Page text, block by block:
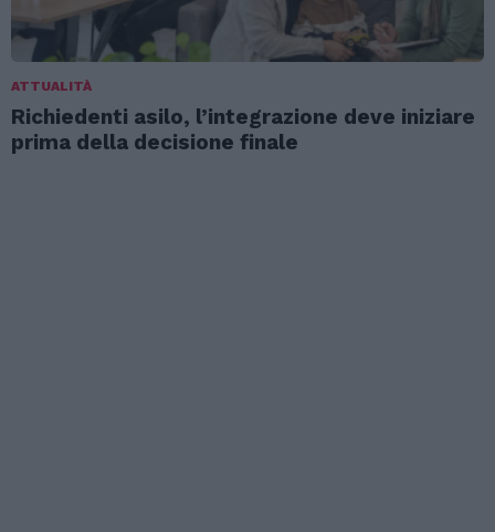
ATTUALITÀ
Richiedenti asilo, l’integrazione deve iniziare
prima della decisione finale